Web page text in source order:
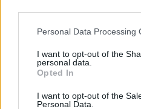
This information may also be
disclose it to other third
Please note that this website/
services and may gather and
not limited to your visit or
Personal Data Processing
I want to opt-out of the
personal data.
Opted In
I want to opt-out of the
Personal Data.
SecondHomeMagazine